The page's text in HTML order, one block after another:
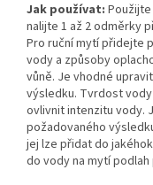
Jak používat:
nalijte 1 až 2 odměrky
Pro ruční mytí přidejte
vody a způsoby
vůně. Je vhodné
výsledku. Tvrdost
ovlivnit intenzitu vody.
požadovaného
jej lze přidat do
do vody na mytí